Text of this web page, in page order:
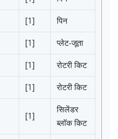
[1]
पिन
[1]
प्लेट-जूता
[1]
रोटरी किट
[1] रोटरी किट
[1]
सिलेंडर
ब्लॉक किट